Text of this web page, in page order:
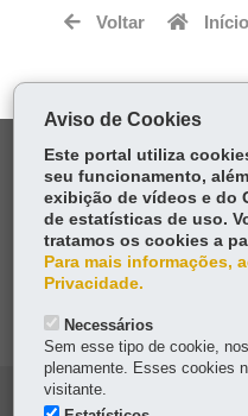
Voltar Início
MAPA DO SITE
DENUNCIE
OUVIDORIA
TRANSPARÊNCIA
Aviso de Cookies
Este portal utiliza
seu funcionamento,
exibição de vídeos e do
de estatísticas de uso.
tratamos os cookies a
Para mais informações,
Privacidade.
Necessários
Sem esse tipo de cookie,
plenamente. Esses cookies
visitante.